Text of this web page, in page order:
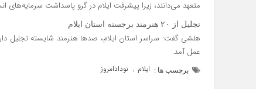
متعهد می‌دانند، زیرا پیشرفت ایلام در گرو پاسداشت سرمایه‌های
تجلیل از ۲۰ هنرمند برجسته استان ایلام
عمل آمد.
برچسب ها : ایلام , نودادامروز